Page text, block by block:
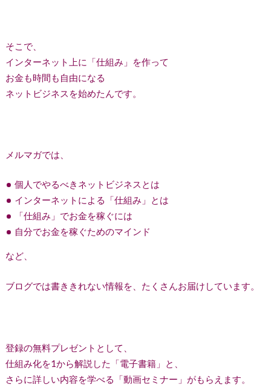
そこで、
インターネット上に「仕組み」を作って
お金も時間も自由になる
ネットビジネスを始めたんです。
メルマガでは、
個人でやるべきネットビジネスとは
インターネットによる「仕組み」とは
「仕組み」でお金を稼ぐには
自分でお金を稼ぐためのマインド
など、
ブログでは書ききれない情報を、たくさんお届けしています。
登録の無料プレゼントとして、
仕組み化を1から解説した「電子書籍」と、
さらに詳しい内容を学べる「動画セミナー」がもらえます。